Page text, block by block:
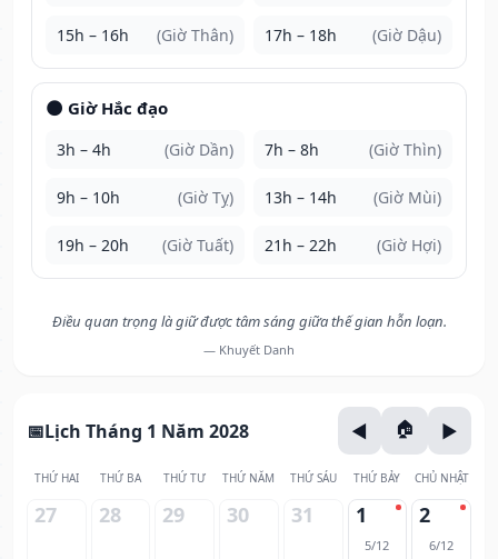
15h – 16h (Giờ Thân) 17h – 18h (Giờ Dậu)
🌑 Giờ Hắc đạo
3h – 4h (Giờ Dần) 7h – 8h (Giờ Thìn)
9h – 10h (Giờ Tỵ) 13h – 14h (Giờ Mùi)
19h – 20h (Giờ Tuất) 21h – 22h (Giờ Hợi)
Điều quan trọng là giữ được tâm sáng giữa thế gian hỗn loạn.
— Khuyết Danh
Lịch Tháng 1 Năm 2028
THỨ HAI THỨ BA THỨ TƯ THỨ NĂM THỨ SÁU THỨ BẢY CHỦ NHẬT
27 28 29 30 31 1
5/12
2
6/12